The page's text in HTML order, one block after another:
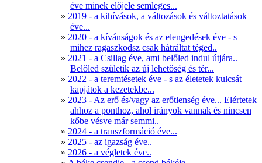
éve minek előjele semleges...
2019 - a kihívások, a változások és változtatások
éve...
2020 - a kívánságok és az elengedések éve - s
mihez ragaszkodsz csak hátráltat téged..
2021 - a Csillag éve, ami belőled indul útjára..
Belőled születik az új lehetőség és tér...
2022 - a teremtésetek éve - s az életetek kulcsát
kapjátok a kezetekbe...
2023 - Az erő és/vagy az erőtlenség éve... Elértetek
ahhoz a ponthoz, ahol irányok vannak és nincsen
kőbe vésve már semmi..
2024 - a transzformáció éve...
2025 - az igazság éve..
2026 - a végletek éve..